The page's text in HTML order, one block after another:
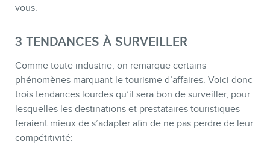
vous.
3 TENDANCES À SURVEILLER
Comme toute industrie, on remarque certains
phénomènes marquant le tourisme d’affaires. Voici donc
trois tendances lourdes qu’il sera bon de surveiller, pour
lesquelles les destinations et prestataires touristiques
feraient mieux de s’adapter afin de ne pas perdre de leur
compétitivité: